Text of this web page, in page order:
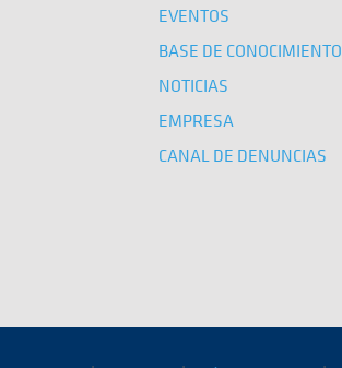
EVENTOS
BASE DE CONOCIMIENTO
NOTICIAS
EMPRESA
CANAL DE DENUNCIAS